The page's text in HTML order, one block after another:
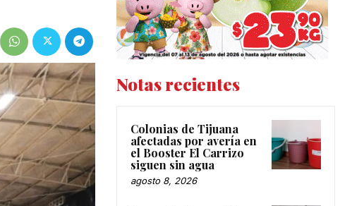
Notas recientes
Colonias de Tijuana
afectadas por avería en
el Booster El Carrizo
siguen sin agua
agosto 8, 2026